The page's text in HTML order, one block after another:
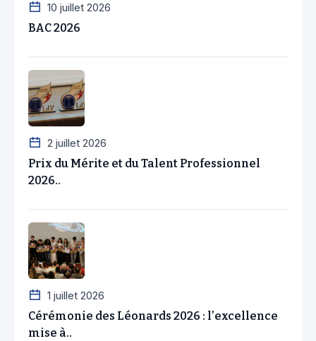
10 juillet 2026
BAC 2026
2 juillet 2026
Prix du Mérite et du Talent Professionnel
2026..
1 juillet 2026
Cérémonie des Léonards 2026 : l’excellence
mise à..